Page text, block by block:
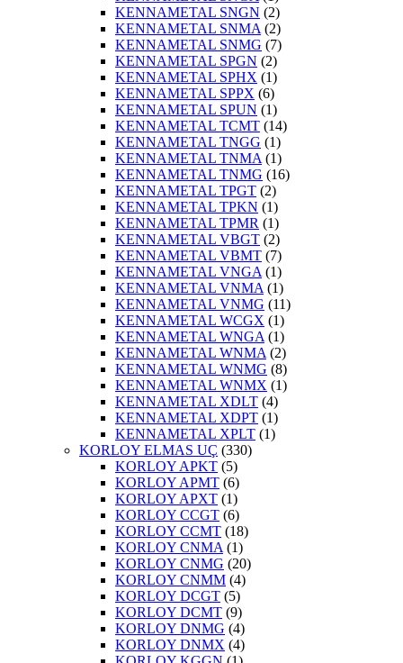
KENNAMETAL SNGN (2)
KENNAMETAL SNMA (2)
KENNAMETAL SNMG (7)
KENNAMETAL SPGN (2)
KENNAMETAL SPHX (1)
KENNAMETAL SPPX (6)
KENNAMETAL SPUN (1)
KENNAMETAL TCMT (14)
KENNAMETAL TNGG (1)
KENNAMETAL TNMA (1)
KENNAMETAL TNMG (16)
KENNAMETAL TPGT (2)
KENNAMETAL TPKN (1)
KENNAMETAL TPMR (1)
KENNAMETAL VBGT (2)
KENNAMETAL VBMT (7)
KENNAMETAL VNGA (1)
KENNAMETAL VNMA (1)
KENNAMETAL VNMG (11)
KENNAMETAL WCGX (1)
KENNAMETAL WNGA (1)
KENNAMETAL WNMA (2)
KENNAMETAL WNMG (8)
KENNAMETAL WNMX (1)
KENNAMETAL XDLT (4)
KENNAMETAL XDPT (1)
KENNAMETAL XPLT (1)
KORLOY ELMAS UÇ (330)
KORLOY APKT (5)
KORLOY APMT (6)
KORLOY APXT (1)
KORLOY CCGT (6)
KORLOY CCMT (18)
KORLOY CNMA (1)
KORLOY CNMG (20)
KORLOY CNMM (4)
KORLOY DCGT (5)
KORLOY DCMT (9)
KORLOY DNMG (4)
KORLOY DNMX (4)